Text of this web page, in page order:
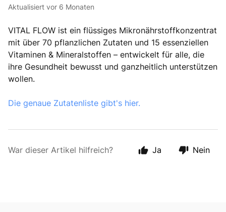
Aktualisiert vor 6 Monaten
VITAL FLOW ist ein flüssiges Mikronährstoffkonzentrat
mit über 70 pflanzlichen Zutaten und 15 essenziellen
Vitaminen & Mineralstoffen – entwickelt für alle, die
ihre Gesundheit bewusst und ganzheitlich unterstützen
wollen.
Die genaue Zutatenliste gibt's hier.
War dieser Artikel hilfreich? Ja Nein